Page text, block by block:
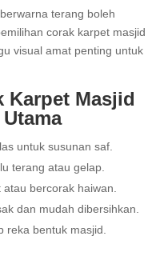
terang boleh
corak karpet masjid
visual amat penting untuk
Karpet Masjid
untuk susunan saf.
terang atau gelap.
bercorak haiwan.
dan mudah dibersihkan.
reka bentuk masjid.